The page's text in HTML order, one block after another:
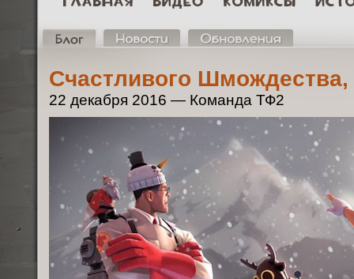
Счастливого Шмождества,
22 декабря 2016 — Команда ТФ2